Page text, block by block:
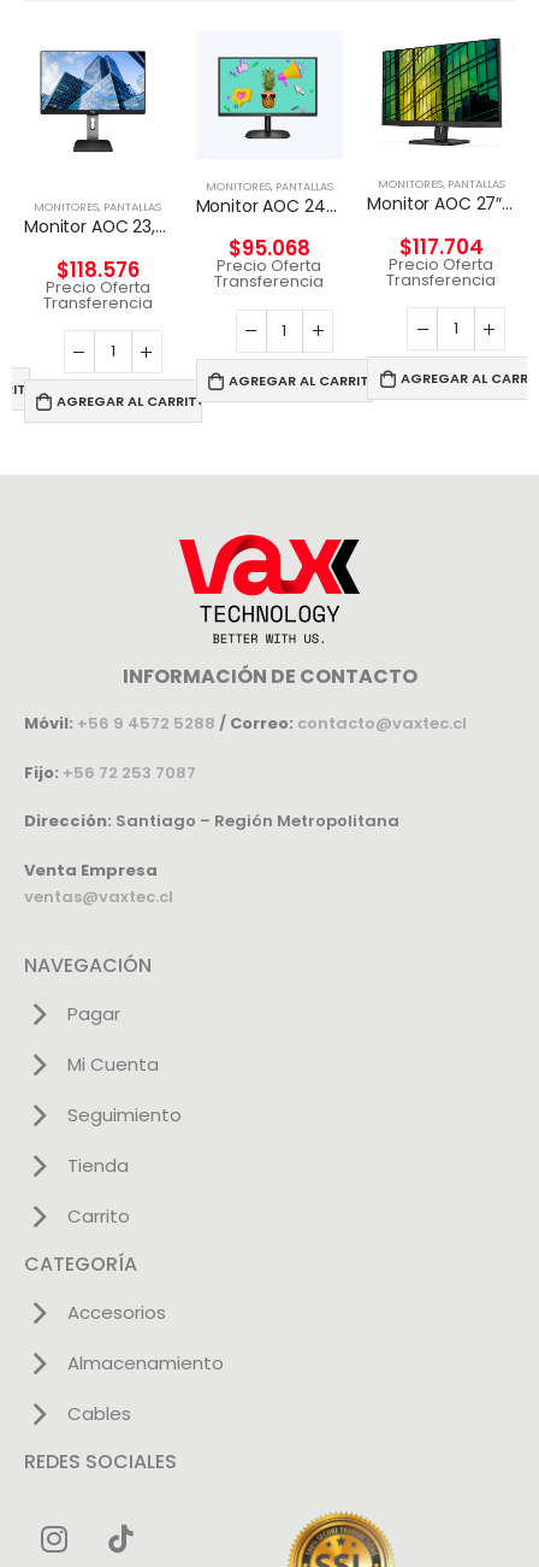
MONITORES, PANTALLAS
Monitor AOC 23,8″ Widescreen, Full HD 1920 x 1080, 60Hz
$118.576
Precio Oferta
Transferencia
AGREGAR AL CARRITO
MONITORES, PANTALLAS
Monitor AOC 24B2XHM, 23.8″ Full HD (1920×1080), 75Hz
$95.068
Precio Oferta
Transferencia
AGREGAR AL CARRITO
MONITORES, PANTALLAS
Monitor AOC 27″ Full HD (1920×1080), 75Hz, HDMI/VGA
$117.704
Precio Oferta
Transferencia
AGREGAR AL
INFORMACIÓN DE CONTACTO
Móvil: +56 9 4572 5288 / Correo: contacto@vaxtec.cl
Fijo: +56 72 253 7087
Dirección: Santiago – Región Metropolitana
Venta Empresa
ventas@vaxtec.cl
NAVEGACIÓN
Pagar
Mi Cuenta
Seguimiento
Tienda
Carrito
CATEGORÍA
Accesorios
Almacenamiento
Cables
REDES SOCIALES